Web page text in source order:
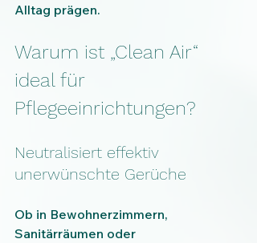
Alltag prägen.
Warum ist „Clean Air“
ideal für
Pflegeeinrichtungen?
Neutralisiert effektiv
unerwünschte Gerüche
Ob in Bewohnerzimmern,
Sanitärräumen oder